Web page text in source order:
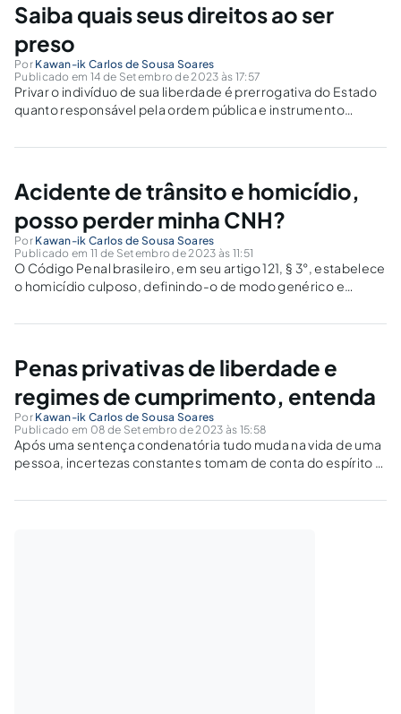
Saiba quais seus direitos ao ser
preso
Por Kawan-ik Carlos de Sousa Soares
Publicado em 14 de Setembro de 2023 às 17:57
Privar o indivíduo de sua liberdade é prerrogativa do Estado
quanto responsável pela ordem pública e instrumento
variadas situações, seja em flagrante delito, seja uma prisão
Acidente de trânsito e homicídio,
posso perder minha CNH?
Por Kawan-ik Carlos de Sousa Soares
Publicado em 11 de Setembro de 2023 às 11:51
O Código Penal brasileiro, em seu artigo 121, § 3°, estabelece
o homicídio culposo, definindo-o de modo genérico e
Código de Trânsito Brasileiro traz uma modalidade
Penas privativas de liberdade e
regimes de cumprimento, entenda
Por Kawan-ik Carlos de Sousa Soares
Publicado em 08 de Setembro de 2023 às 15:58
Após uma sentença condenatória tudo muda na vida de uma
pessoa, incertezas constantes tomam de conta do espírito e
tempo passado no cárcere, menores as angústias sofridas.